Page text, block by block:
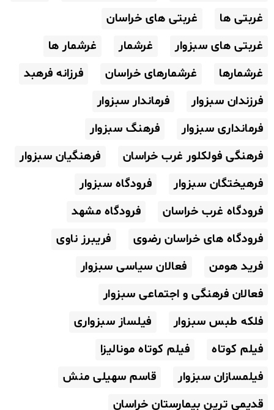
غربتی ها
غربتی های خراسان
غربتی های سبزوار
غرشمار
غرشمار ها
غرشمارها
غرشمارهای خراسان
فرزانه فرهبد
فرزندان سبزوار
فرماندار سبزوار
فرمانداری سبزوار
فرهنگ سبزوار
فرهنگی فولکلور غرب خراسان
فرهنگیان سبزوار
فرهیختگان سبزوار
فرودگاه سبزوار
فرودگاه غرب خراسان
فرودگاه مشهد
فرودگاه های خراسان رضوی
فریبرز ناوی
فرید هومن
فعالان سیاسی سبزوار
فعالان فرهنگی و اجتماعی سبزوار
فلکه طبس سبزوار
فیلساز سبزواری
فیلم کوتاه
فیلم کوتاه مونالیزا
فیلمسازان سبزوار
قاسم سهیلی منش
قدیمی ترین بیمارستان خراسان